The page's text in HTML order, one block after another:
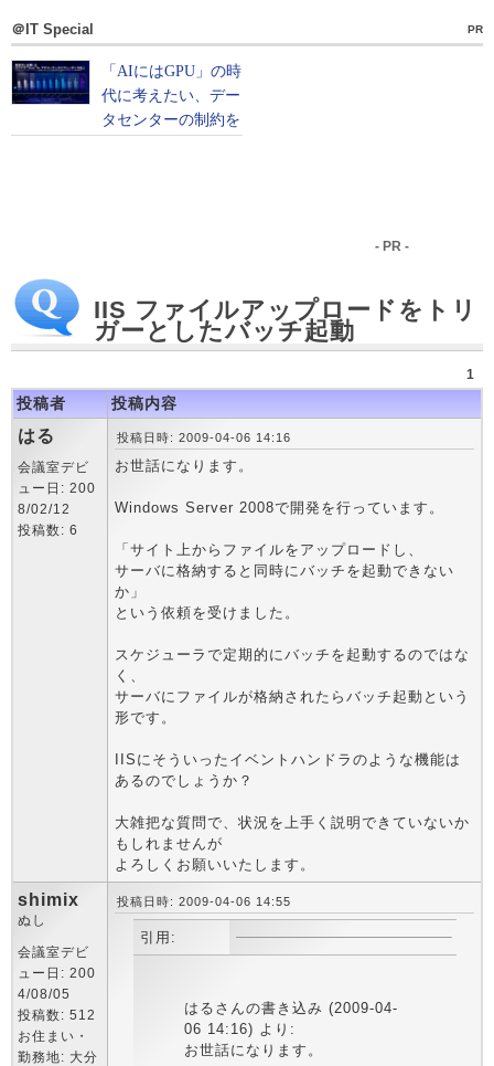
＠IT Special PR
- PR -
IIS ファイルアップロードをトリ
ガーとしたバッチ起動
1
投稿者 投稿内容
はる
会議室デビ
ュー日: 200
8/02/12
投稿数: 6
投稿日時: 2009-04-06 14:16
お世話になります。
Windows Server 2008で開発を行っています。
「サイト上からファイルをアップロードし、
サーバに格納すると同時にバッチを起動できない
か」
という依頼を受けました。
スケジューラで定期的にバッチを起動するのではな
く、
サーバにファイルが格納されたらバッチ起動という
形です。
IISにそういったイベントハンドラのような機能は
あるのでしょうか？
大雑把な質問で、状況を上手く説明できていないか
もしれませんが
よろしくお願いいたします。
shimix
ぬし
会議室デビ
ュー日: 200
4/08/05
投稿数: 512
お住まい・
勤務地: 大分
投稿日時: 2009-04-06 14:55
引用:
はるさんの書き込み (2009-04-
06 14:16) より:
お世話になります。